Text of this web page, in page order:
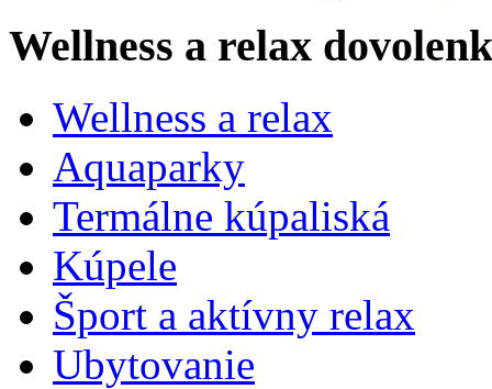
Wellness a relax
Wellness a relax
Aquaparky
Termálne kúpaliská
Kúpele
Šport a aktívny relax
Ubytovanie